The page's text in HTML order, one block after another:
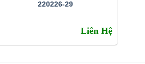
220226-29
Liên Hệ